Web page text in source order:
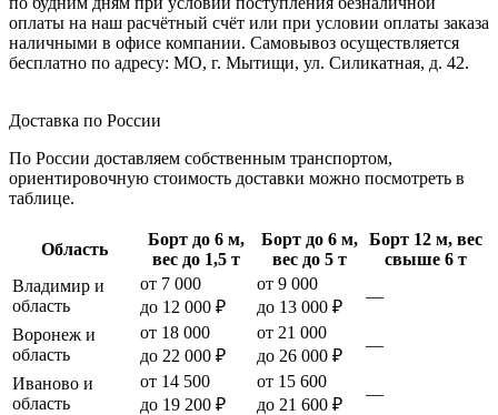
оплаты на наш расчётный счёт или при условии оплаты заказа
наличными в офисе компании. Самовывоз осуществляется
бесплатно по адресу: МО, г. Мытищи, ул. Силикатная, д. 42.
Доставка по России
По России доставляем собственным транспортом,
ориентировочную стоимость доставки можно посмотреть в
таблице.
Область
Борт до 6 м,
вес до 1,5 т
Борт до 6 м,
вес до 5 т
Борт 12 м, вес
свыше 6 т
Владимир и
область
от 7 000
до 12 000 ₽
от 9 000
до 13 000 ₽
—
Воронеж и
область
от 18 000
до 22 000 ₽
от 21 000
до 26 000 ₽
—
Иваново и
область
от 14 500
до 19 200 ₽
от 15 600
до 21 600 ₽
—